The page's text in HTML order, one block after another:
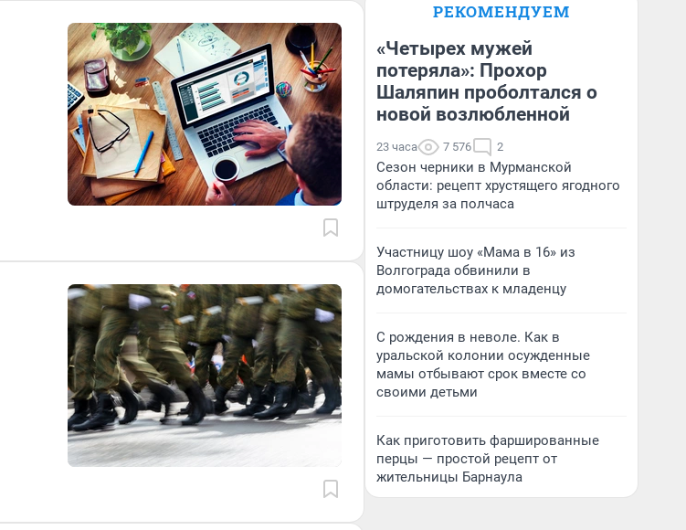
РЕКОМЕНДУЕМ
«Четырех мужей
потеряла»: Прохор
Шаляпин проболтался о
новой возлюбленной
23 часа 7 576 2
Сезон черники в Мурманской
области: рецепт хрустящего ягодного
штруделя за полчаса
Участницу шоу «Мама в 16» из
Волгограда обвинили в
домогательствах к младенцу
С рождения в неволе. Как в
уральской колонии осужденные
мамы отбывают срок вместе со
своими детьми
Как приготовить фаршированные
перцы — простой рецепт от
жительницы Барнаула